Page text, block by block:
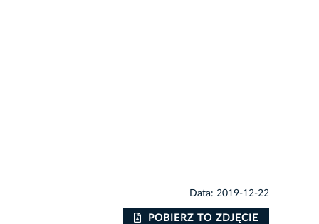
Data: 2019-12-22
POBIERZ TO ZDJĘCIE